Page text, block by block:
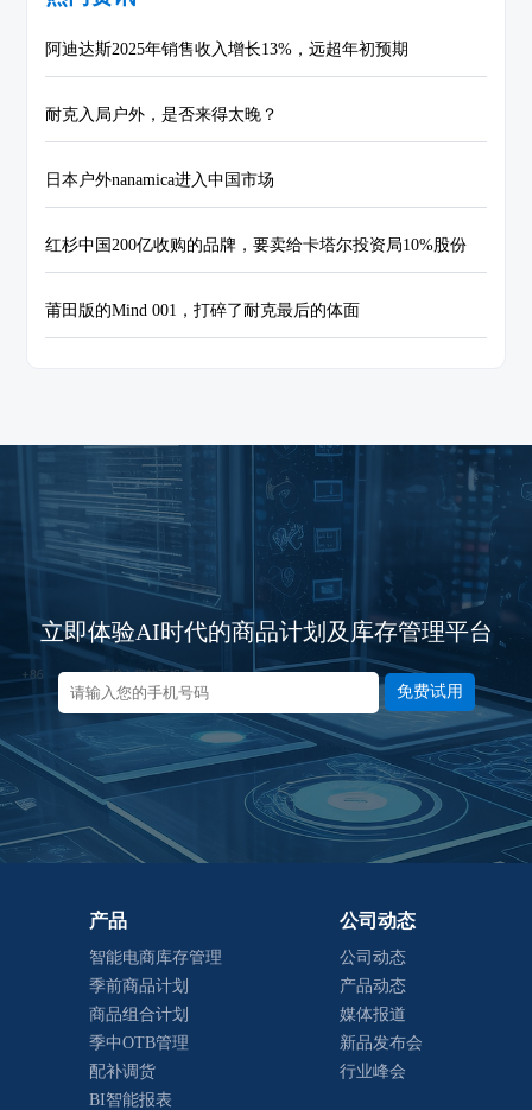
阿迪达斯2025年销售收入增长13%，远超年初预期
耐克入局户外，是否来得太晚？
日本户外nanamica进入中国市场
红杉中国200亿收购的品牌，要卖给卡塔尔投资局10%股份
莆田版的Mind 001，打碎了耐克最后的体面
立即体验AI时代的商品计划及库存管理平台
免费试用
产品
智能电商库存管理
季前商品计划
商品组合计划
季中OTB管理
配补调货
BI智能报表
公司动态
公司动态
产品动态
媒体报道
新品发布会
行业峰会